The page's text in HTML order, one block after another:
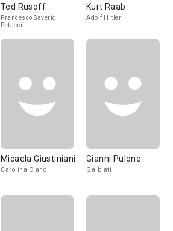
Ted Rusoff
Francesco Saverio
Petacci
Kurt Raab
Adolf Hitler
Micaela Giustiniani
Carolina Ciano
Gianni Pulone
Galbiati